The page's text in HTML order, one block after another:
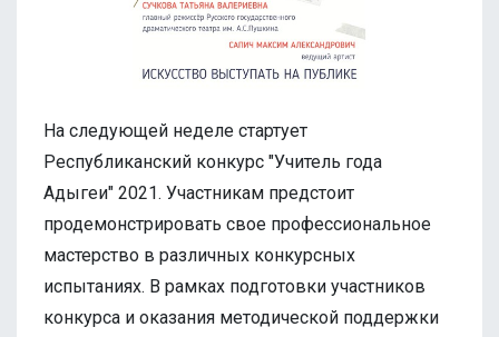
На следующей неделе стартует
Республиканский конкурс "Учитель года
Адыгеи" 2021. Участникам предстоит
продемонстрировать свое профессиональное
мастерство в различных конкурсных
испытаниях. В рамках подготовки участников
конкурса и оказания методической поддержки